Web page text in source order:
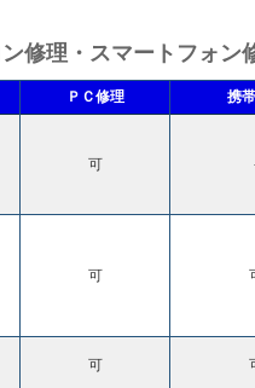
修理・スマートフォン
ＰＣ修理 携
可
可
可